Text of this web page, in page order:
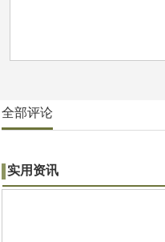
全部评论
实用资讯